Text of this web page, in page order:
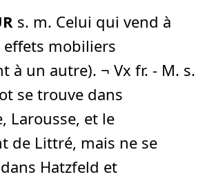
s. m. Celui qui vend à
effets mobiliers
à un autre). ¬ Vx fr. - M. s.
se trouve dans
Larousse, et le
de Littré, mais ne se
Hatzfeld et